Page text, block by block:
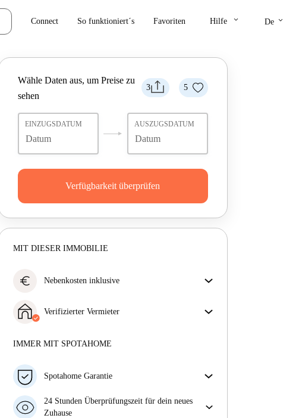
Connect So funktioniert´s Favoriten Hilfe keyboard_arrow_down De keyboard_arrow_down
3 5
Wähle Daten aus, um Preise zu
sehen
EINZUGSDATUM AUSZUGSDATUM
Verfügbarkeit überprüfen
MIT DIESER IMMOBILIE
euro Nebenkosten inklusive
– Miete und Betriebskosten in einem für ein
unkompliziertes Mietverhältnis.
Verifizierter Vermieter
Mehr über diesen Vermieter
IMMER MIT SPOTAHOME
Spotahome Garantie
Falls der Vermieter deine Buchung kurzfristig
storniert, werden wir dir entweder A) ein Hotel
24 Stunden Überprüfungszeit für dein neues
Zuhause